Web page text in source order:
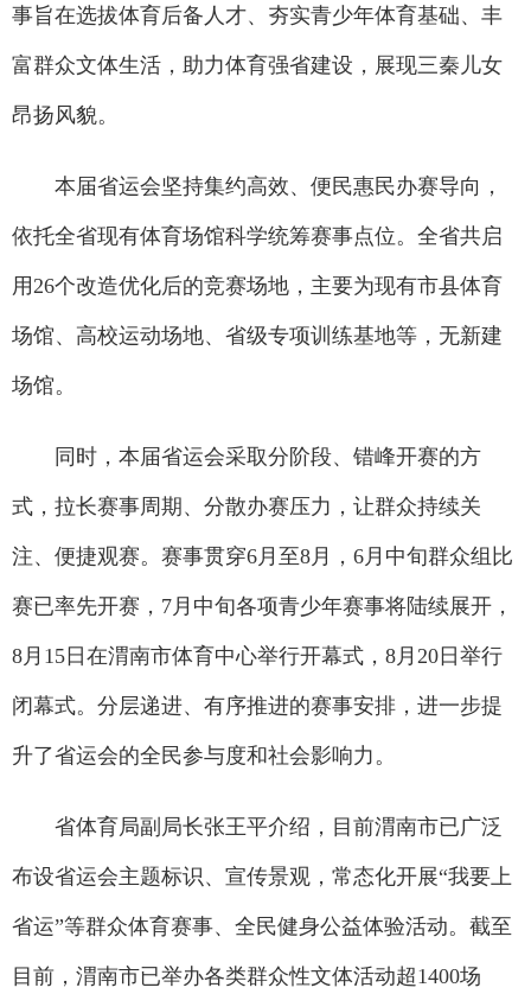
事旨在选拔体育后备人才、夯实青少年体育基础、丰
富群众文体生活，助力体育强省建设，展现三秦儿女
昂扬风貌。
本届省运会坚持集约高效、便民惠民办赛导向，
依托全省现有体育场馆科学统筹赛事点位。全省共启
用26个改造优化后的竞赛场地，主要为现有市县体育
场馆、高校运动场地、省级专项训练基地等，无新建
场馆。
同时，本届省运会采取分阶段、错峰开赛的方
式，拉长赛事周期、分散办赛压力，让群众持续关
注、便捷观赛。赛事贯穿6月至8月，6月中旬群众组比
赛已率先开赛，7月中旬各项青少年赛事将陆续展开，
8月15日在渭南市体育中心举行开幕式，8月20日举行
闭幕式。分层递进、有序推进的赛事安排，进一步提
升了省运会的全民参与度和社会影响力。
省体育局副局长张王平介绍，目前渭南市已广泛
布设省运会主题标识、宣传景观，常态化开展“我要上
省运”等群众体育赛事、全民健身公益体验活动。截至
目前，渭南市已举办各类群众性文体活动超1400场